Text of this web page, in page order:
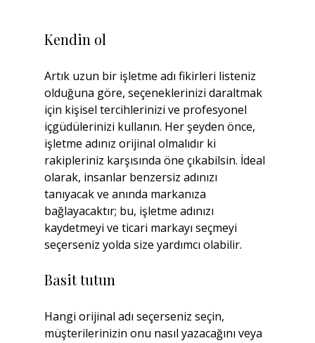
Kendin ol
Artık uzun bir işletme adı fikirleri listeniz
olduğuna göre, seçeneklerinizi daraltmak
için kişisel tercihlerinizi ve profesyonel
içgüdülerinizi kullanın. Her şeyden önce,
işletme adınız orijinal olmalıdır ki
rakipleriniz karşısında öne çıkabilsin. İdeal
olarak, insanlar benzersiz adınızı
tanıyacak ve anında markanıza
bağlayacaktır; bu, işletme adınızı
kaydetmeyi ve ticari markayı seçmeyi
seçerseniz yolda size yardımcı olabilir.
Basit tutun
Hangi orijinal adı seçerseniz seçin,
müşterilerinizin onu nasıl yazacağını veya